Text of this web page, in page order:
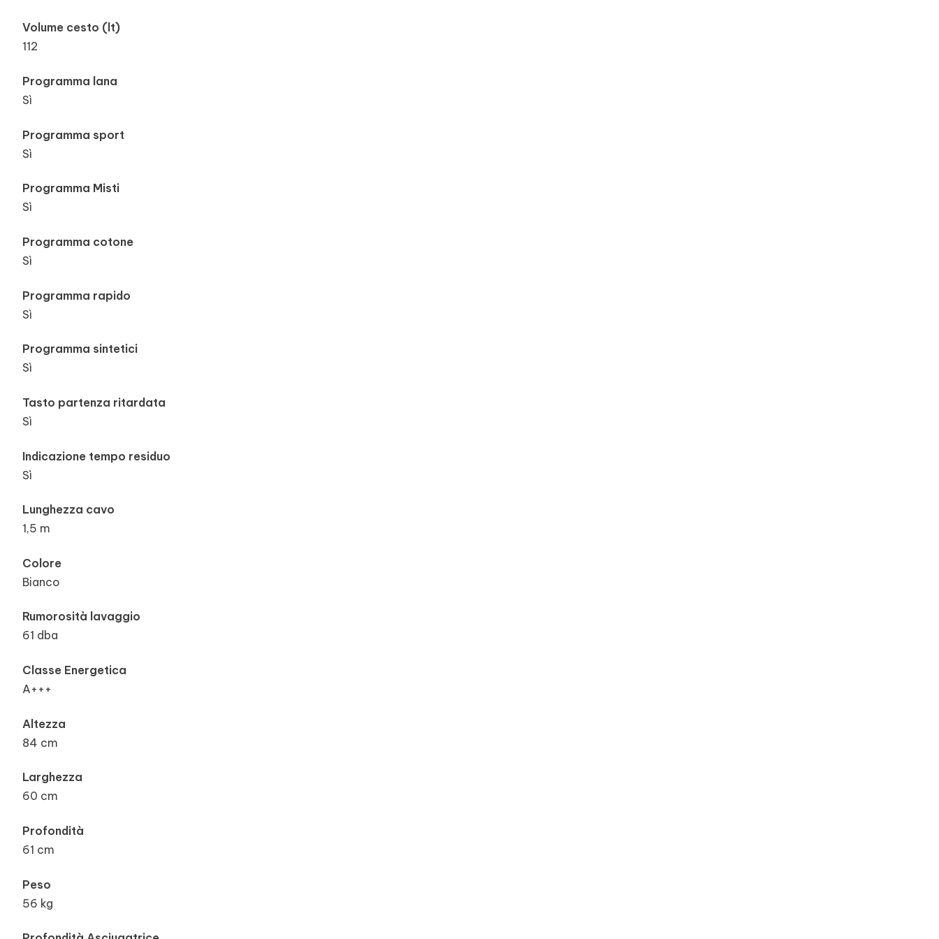
Volume cesto (lt)
112
Programma lana
Sì
Programma sport
Sì
Programma Misti
Sì
Programma cotone
Sì
Programma rapido
Sì
Programma sintetici
Sì
Tasto partenza ritardata
Sì
Indicazione tempo residuo
Sì
Lunghezza cavo
1,5 m
Colore
Bianco
Rumorosità lavaggio
61 dba
Classe Energetica
A+++
Altezza
84 cm
Larghezza
60 cm
Profondità
61 cm
Peso
56 kg